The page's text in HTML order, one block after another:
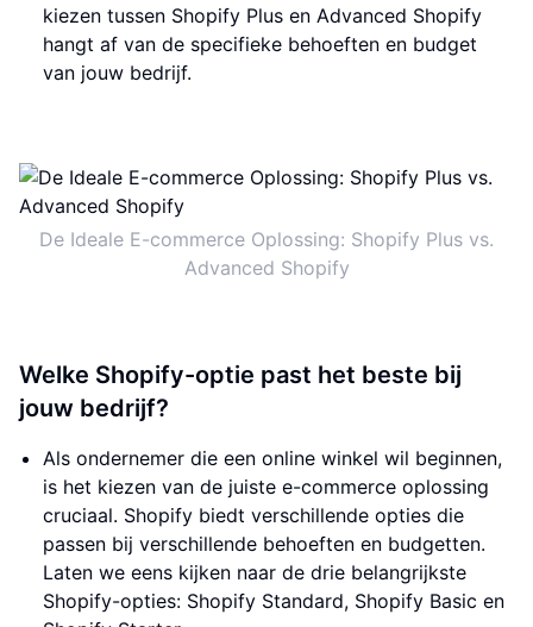
kiezen tussen Shopify Plus en Advanced Shopify
hangt af van de specifieke behoeften en budget
van jouw bedrijf.
De Ideale E-commerce Oplossing: Shopify Plus vs.
Advanced Shopify
Welke Shopify-optie past het beste bij
jouw bedrijf?
Als ondernemer die een online winkel wil beginnen,
is het kiezen van de juiste e-commerce oplossing
cruciaal. Shopify biedt verschillende opties die
passen bij verschillende behoeften en budgetten.
Laten we eens kijken naar de drie belangrijkste
Shopify-opties: Shopify Standard, Shopify Basic en